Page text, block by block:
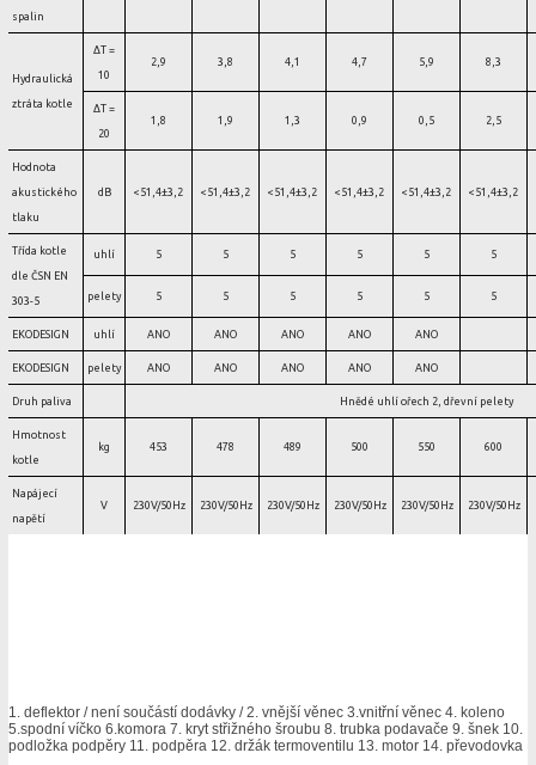
spalin
Hydraulická
ztráta kotle
ΔT =
10
2,9 3,8 4,1 4,7 5,9 8,3
ΔT =
20
1,8 1,9 1,3 0,9 0,5 2,5
Hodnota
akustického
tlaku
dB <51,4±3,2 <51,4±3,2 <51,4±3,2 <51,4±3,2 <51,4±3,2 <51,4±3,2
Třída kotle
dle ČSN EN
303-5
uhlí 5 5 5 5 5 5
pelety 5 5 5 5 5 5
EKODESIGN uhlí ANO ANO ANO ANO ANO
EKODESIGN pelety ANO ANO ANO ANO ANO
Druh paliva Hnědé uhlí ořech 2, dřevní pelety
Hmotnost
kotle
kg 453 478 489 500 550 600
Napájecí
napětí
V 230V/50Hz 230V/50Hz 230V/50Hz 230V/50Hz 230V/50Hz 230V/50Hz
1. deflektor / není součástí dodávky / 2. vnější věnec 3.vnitřní věnec 4. koleno
5.spodní víčko 6.komora 7. kryt střižného šroubu 8. trubka podavače 9. šnek 10.
podložka podpěry 11. podpěra 12. držák termoventilu 13. motor 14. převodovka